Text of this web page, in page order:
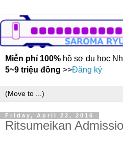
Miễn phí 100% hồ sơ du học
5~9 triệu đồng >>Đăng ký
Friday, April 22, 2016
Ritsumeikan